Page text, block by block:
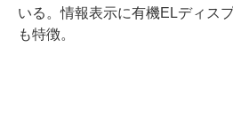
いる。情報表示に有機ELディス
も特徴。